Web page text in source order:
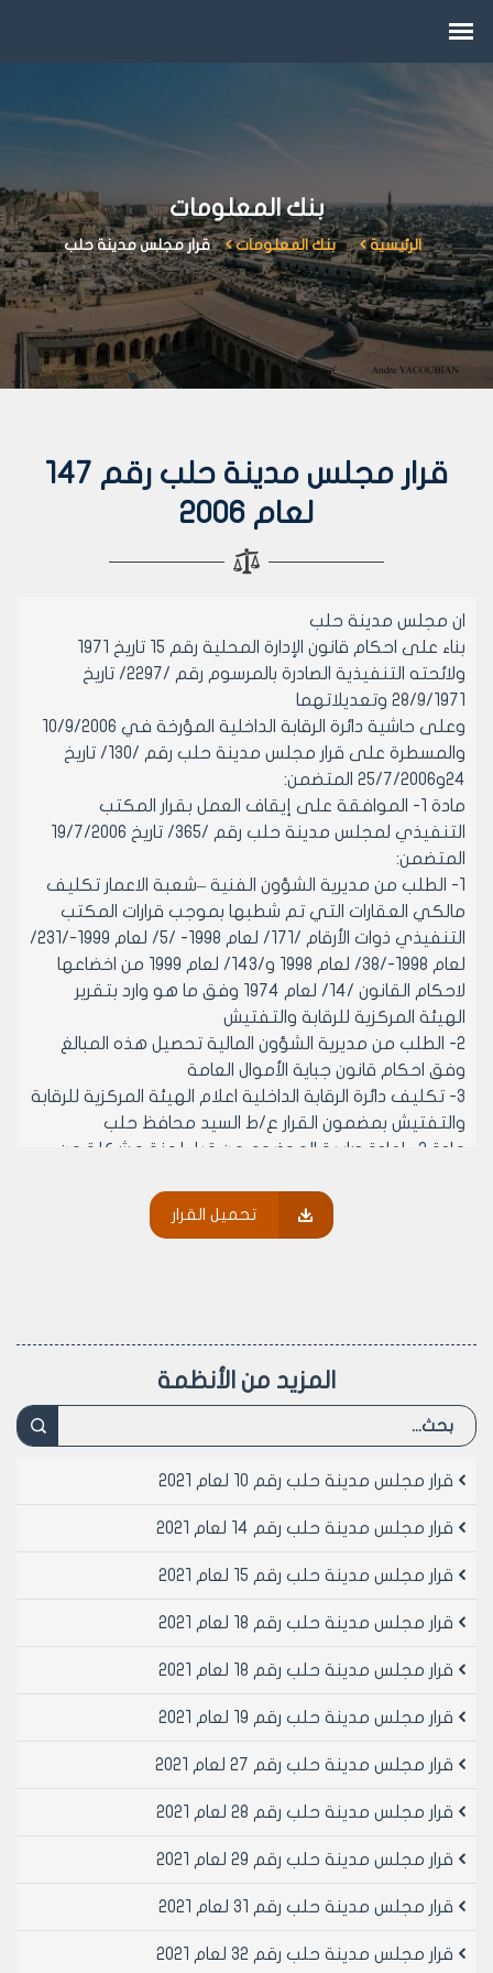
بنك المعلومات
الرئيسية بنك المعلومات قرار مجلس مدينة حلب
قرار مجلس مدينة حلب رقم 147
لعام 2006
ان مجلس مدينة حلب
بناء على احكام قانون الإدارة المحلية رقم 15 تاريخ 1971
ولائحته التنفيذية الصادرة بالمرسوم رقم /2297/ تاريخ
28/9/1971 وتعديلاتهما
وعلى حاشية دائرة الرقابة الداخلية المؤرخة في 10/9/2006
والمسطرة على قرار مجلس مدينة حلب رقم /130/ تاريخ
24و25/7/2006 المتضمن:
مادة 1- الموافقة على إيقاف العمل بقرار المكتب
التنفيذي لمجلس مدينة حلب رقم /365/ تاريخ 19/7/2006
المتضمن:
1- الطلب من مديرية الشؤون الفنية –شعبة الاعمار تكليف
مالكي العقارات التي تم شطبها بموجب قرارات المكتب
التنفيذي ذوات الأرقام /171/ لعام 1998- /5/ لعام 1999-/231/
لعام 1998-/38/ لعام 1998 و/143/ لعام 1999 من اخضاعها
لاحكام القانون /14/ لعام 1974 وفق ما هو وارد بتقرير
الهيئة المركزية للرقابة والتفتيش
2- الطلب من مديرية الشؤون المالية تحصيل هذه المبالغ
وفق احكام قانون جباية الأموال العامة
3- تكليف دائرة الرقابة الداخلية اعلام الهيئة المركزية للرقابة
والتفتيش بمضمون القرار ع/ط السيد محافظ حلب
مادة 2- إعادة دراسة الموضوع من قبل لجنة مشكلة من
والمتضمنة نشير الى قرار المكتب التنفيذي لمجلس المدينة
وعلى قرار مجلس مدينة حلب رقم /130/ لعام 2006
المنعقدة بتاريخ 14/9/2006 من دورته العادية الخامسة
مادة1- الموافقة على تصحيح الخطأ المادي الوارد بقرار
المادة 1- الموافقة على إيقاف العمل بقرار المكتب
المتضمن:
مالكي العقارات التي تم شطبها بموجب قرارات المكتب
لاحكام القانون /14/ لعام 1974 وفق ما هو وارد بتقرير
2- الطلب من مديرية الشؤون المالية تحصيل هذه المبالغ
3- تكليف دائرة الرقابة الداخلية اعلام الهيئة المركزية للرقابة
مادة 2- إعادة دراسة الموضوع من قبل لجنة مشكلة من
مادة 3- ينشر هذا القرار في لوحة إعلانات مجلس مدينة
تحميل القرار
المزيد من الأنظمة
قرار مجلس مدينة حلب رقم 10 لعام 2021
قرار مجلس مدينة حلب رقم 14 لعام 2021
قرار مجلس مدينة حلب رقم 15 لعام 2021
قرار مجلس مدينة حلب رقم 18 لعام 2021
قرار مجلس مدينة حلب رقم 18 لعام 2021
قرار مجلس مدينة حلب رقم 19 لعام 2021
قرار مجلس مدينة حلب رقم 27 لعام 2021
قرار مجلس مدينة حلب رقم 28 لعام 2021
قرار مجلس مدينة حلب رقم 29 لعام 2021
قرار مجلس مدينة حلب رقم 31 لعام 2021
قرار مجلس مدينة حلب رقم 32 لعام 2021